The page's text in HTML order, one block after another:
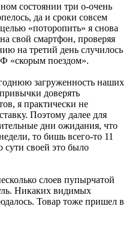
состоянии три о-очень
да и сроки совсем
«поторопить» я снова
свой смартфон, проверяя
на третий день случилось
«скорым поездом».
загруженность наших
доверять
я практически не
Поэтому далее для
дни ожидания, что
то бишь всего-то 11
своей это было
слоев пупырчатой
Никаких видимых
Товар тоже пришел в